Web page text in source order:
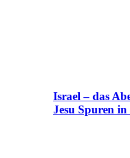
Israel – das
Jesu Spuren